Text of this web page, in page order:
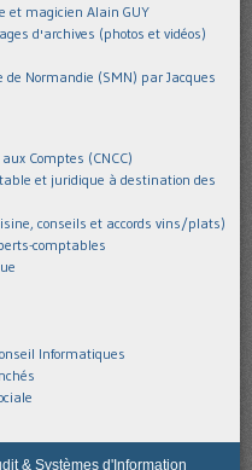
et magicien Alain GUY
d'archives (photos et vidéos)
Normandie (SMN) par Jacques
Comptes (CNCC)
et juridique à destination des
conseils et accords vins/plats)
comptables
Informatiques
& Systèmes d'Information